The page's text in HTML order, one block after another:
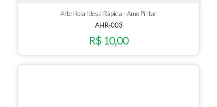
Arte Holandesa Rápida - Amo Pintar
AHR-003
R$ 10,00